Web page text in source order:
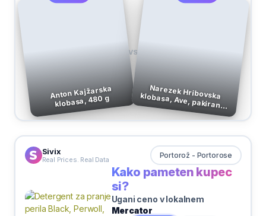
Anton Kajžarska
klobasa, 480 g
VS
Narezek Hribovska klobasa, Ave, pakirano,
100 g
Sivix
Real Prices. Real Data Portorož - Portorose
Kako pameten kupec
si?
Ugani ceno v lokalnem
Mercator